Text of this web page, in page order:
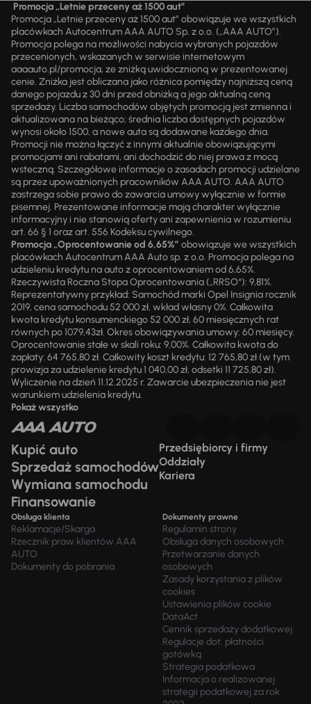
Promocja „Letnie przeceny aż 1500 aut”
Promocja „Letnie przeceny aż 1500 aut” obowiązuje we wszystkich
placówkach Autocentrum AAA AUTO Sp. z o.o. („AAA AUTO”).
Promocja polega na możliwości nabycia wybranych pojazdów
przecenionych, wskazanych w serwisie internetowym
aaaauto.pl/promocja, ze zniżką uwidocznioną w prezentowanej
cenie. Zniżka jest obliczana jako różnica pomiędzy najniższą ceną
danego pojazdu z 30 dni przed obniżką a jego aktualną ceną
sprzedaży. Liczba samochodów objętych promocją jest zmienna i
aktualizowana na bieżąco; średnia liczba dostępnych pojazdów
wynosi około 1500, a nowe auta są dodawane każdego dnia.
Promocji nie można łączyć z innymi aktualnie obowiązującymi
promocjami ani rabatami, ani dochodzić do niej prawa z mocą
wsteczną. Szczegółowe informacje o zasadach promocji udzielane
są przez upoważnionych pracowników AAA AUTO. AAA AUTO
zastrzega sobie prawo do zawarcia umowy wyłącznie w formie
pisemnej. Prezentowane informacje mają charakter wyłącznie
informacyjny i nie stanowią oferty ani zapewnienia w rozumieniu
art. 66 § 1 oraz art. 556 Kodeksu cywilnego.
Promocja „Oprocentowanie od 6,65%” obowiązuje we wszystkich
placówkach Autocentrum AAA Auto sp. z o.o. Promocja polega na
udzieleniu kredytu na auto z oprocentowaniem od 6,65%.
Rzeczywista Roczna Stopa Oprocentowania („RRSO“): 9,81%.
Reprezentatywny przykład: Samochód marki Opel Insignia rocznik
2019, cena samochodu 52 000 zł, wkład własny 0%. Całkowita
kwota kredytu konsumenckiego 52 000 zł, 60 miesięcznych rat
równych po 1079,43zł. Okres obowiązywania umowy: 60 miesięcy.
Oprocentowanie stałe w skali roku: 9,00%. Całkowita kwota do
zapłaty: 64 765,80 zł. Całkowity koszt kredytu: 12 765,80 zł (w tym
prowizja za udzielenie kredytu 1 040,00 zł, odsetki 11 725,80 zł).
Wyliczenie na dzień 11.12.2025 r. Zawarcie ubezpieczenia nie jest
warunkiem udzielenia kredytu.
Pokaż wszystko
Kupić auto
Sprzedaż samochodów
Wymiana samochodu
Finansowanie
Przedsiębiorcy i firmy
Oddziały
Kariera
Obsługa klienta
Reklamacje/Skarga
Rzecznik praw klientów AAA
AUTO
Dokumenty do pobrania
Dokumenty prawne
Regulamin strony
Obsługa danych osobowych
Przetwarzanie danych
osobowych
Zasady korzystania z plików
cookies
Ustawienia plików cookie
DataAct
Cennik sprzedaży dodatkowej
Regulacje dot. płatności
gotówką
Strategia podatkowa
Informacja o realizowanej
strategii podatkowej za rok